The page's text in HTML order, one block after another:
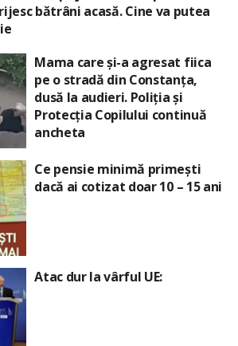
bătrâni acasă. Cine va putea
Mama care și-a agresat fiica
pe o stradă din Constanța,
dusă la audieri. Poliția și
Protecția Copilului continuă
ancheta
Ce pensie minimă primești
dacă ai cotizat doar 10 – 15 ani
Atac dur la vârful UE: